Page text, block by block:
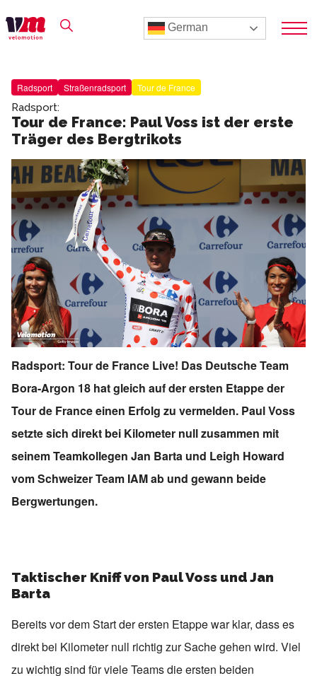
German
Radsport Straßenradsport Tour de France
Radsport:
Tour de France: Paul Voss ist der erste
Träger des Bergtrikots
Radsport: Tour de France Live! Das Deutsche Team
Bora-Argon 18 hat gleich auf der ersten Etappe der
Tour de France einen Erfolg zu vermelden. Paul Voss
setzte sich direkt bei Kilometer null zusammen mit
seinem Teamkollegen Jan Barta und Leigh Howard
vom Schweizer Team IAM ab und gewann beide
Bergwertungen.
Taktischer Kniff von Paul Voss und Jan
Barta
Bereits vor dem Start der ersten Etappe war klar, dass es
direkt bei Kilometer null richtig zur Sache gehen wird. Viel
zu wichtig sind für viele Teams die ersten beiden